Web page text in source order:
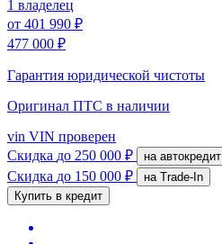
1 владелец
от 401 990 ₽
477 000 ₽
Гарантия юридической чистоты
Оригинал ПТС в наличии
vin VIN проверен
Скидка до 250 000 ₽ на автокредит
Скидка до 150 000 ₽
на Trade-In
Купить в кредит